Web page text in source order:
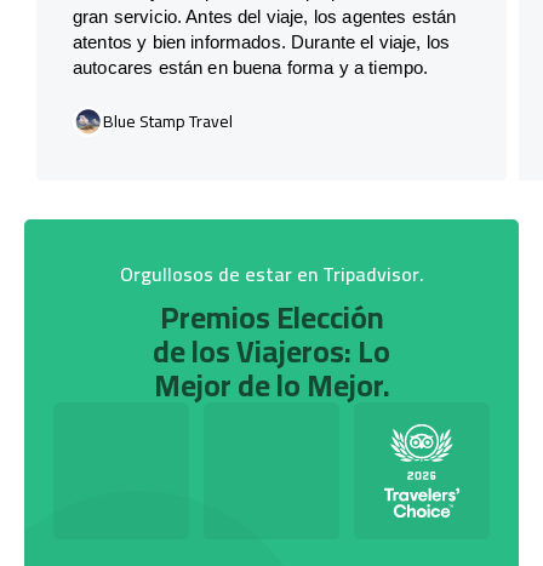
gran servicio. Antes del viaje, los agentes están
atentos y bien informados. Durante el viaje, los
autocares están en buena forma y a tiempo.
Blue Stamp Travel
Orgullosos de estar en Tripadvisor.
Premios Elección
de los Viajeros: Lo
Mejor de lo Mejor.